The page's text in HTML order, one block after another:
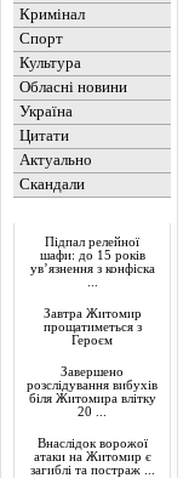
Кримінал
Спорт
Культура
Обласні новини
Україна
Цитати
Актуально
Скандали
Підпал релейної
шафи: до 15 років
ув’язнення з конфіска
Завтра Житомир
прощатиметься з
Героєм
Завершено
розслідування вибухів
біля Житомира влітку
20 ...
Внаслідок ворожої
атаки на Житомир є
загиблі та постраж ...